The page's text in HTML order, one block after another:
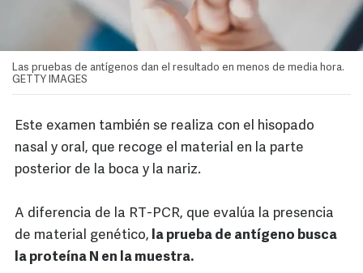
Las pruebas de antígenos dan el resultado en menos de media hora.
GETTY IMAGES
Este examen también se realiza con el hisopado
nasal y oral, que recoge el material en la parte
posterior de la boca y la nariz.
A diferencia de la RT-PCR, que evalúa la presencia
de material genético, la prueba de antígeno busca
la proteína N en la muestra.